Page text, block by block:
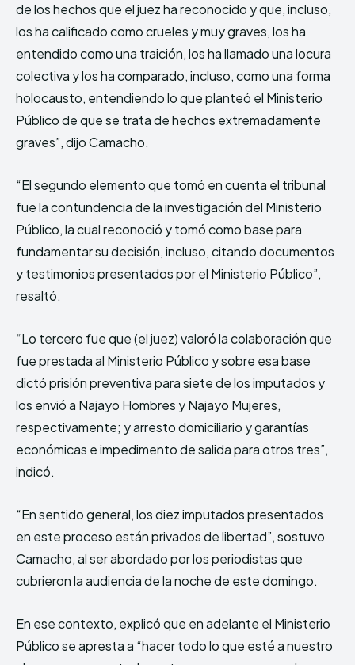
de los hechos que el juez ha reconocido y que, incluso,
los ha calificado como crueles y muy graves, los ha
entendido como una traición, los ha llamado una locura
colectiva y los ha comparado, incluso, como una forma
holocausto, entendiendo lo que planteó el Ministerio
Público de que se trata de hechos extremadamente
graves”, dijo Camacho.
“El segundo elemento que tomó en cuenta el tribunal
fue la contundencia de la investigación del Ministerio
Público, la cual reconoció y tomó como base para
fundamentar su decisión, incluso, citando documentos
y testimonios presentados por el Ministerio Público”,
resaltó.
“Lo tercero fue que (el juez) valoró la colaboración que
fue prestada al Ministerio Público y sobre esa base
dictó prisión preventiva para siete de los imputados y
los envió a Najayo Hombres y Najayo Mujeres,
respectivamente; y arresto domiciliario y garantías
económicas e impedimento de salida para otros tres”,
indicó.
“En sentido general, los diez imputados presentados
en este proceso están privados de libertad”, sostuvo
Camacho, al ser abordado por los periodistas que
cubrieron la audiencia de la noche de este domingo.
En ese contexto, explicó que en adelante el Ministerio
Público se apresta a “hacer todo lo que esté a nuestro